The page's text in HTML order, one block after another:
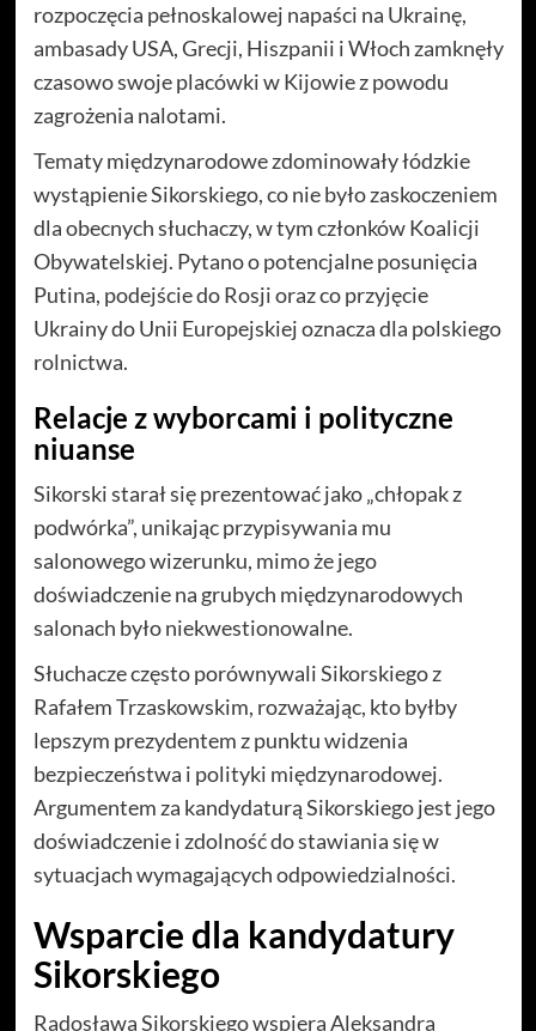
rozpoczęcia pełnoskalowej napaści na Ukrainę,
ambasady USA, Grecji, Hiszpanii i Włoch zamknęły
czasowo swoje placówki w Kijowie z powodu
zagrożenia nalotami.
Tematy międzynarodowe zdominowały łódzkie
wystąpienie Sikorskiego, co nie było zaskoczeniem
dla obecnych słuchaczy, w tym członków Koalicji
Obywatelskiej. Pytano o potencjalne posunięcia
Putina, podejście do Rosji oraz co przyjęcie
Ukrainy do Unii Europejskiej oznacza dla polskiego
rolnictwa.
Relacje z wyborcami i polityczne
niuanse
Sikorski starał się prezentować jako „chłopak z
podwórka”, unikając przypisywania mu
salonowego wizerunku, mimo że jego
doświadczenie na grubych międzynarodowych
salonach było niekwestionowalne.
Słuchacze często porównywali Sikorskiego z
Rafałem Trzaskowskim, rozważając, kto byłby
lepszym prezydentem z punktu widzenia
bezpieczeństwa i polityki międzynarodowej.
Argumentem za kandydaturą Sikorskiego jest jego
doświadczenie i zdolność do stawiania się w
sytuacjach wymagających odpowiedzialności.
Wsparcie dla kandydatury
Sikorskiego
Radosława Sikorskiego wspiera Aleksandra